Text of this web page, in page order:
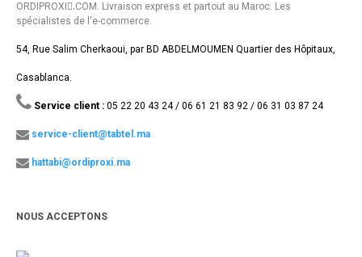
ORDIPROXI.ِCOM. Livraison express et partout au Maroc. Les
spécialistes de l'e-commerce.
54, Rue Salim Cherkaoui, par BD ABDELMOUMEN Quartier des Hôpitaux,
Casablanca.
Service client : 05 22 20 43 24 / 06 61 21 83 92 / 06 31 03 87 24
service-client@tabtel.ma
hattabi@ordiproxi.ma
NOUS ACCEPTONS